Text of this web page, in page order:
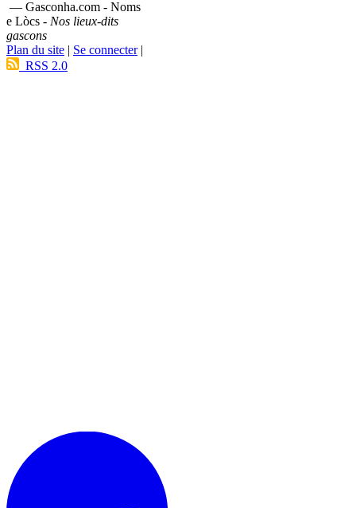
— Gasconha.com - Noms
e Lòcs - Nos lieux-dits
gascons
Plan du site | Se connecter|
RSS 2.0